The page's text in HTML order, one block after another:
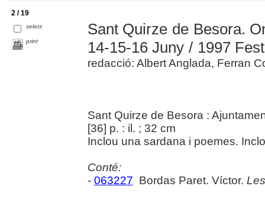
2 / 19
select
print
Sant Quirze de Besora.
14-15-16 Juny / 1997
redacció: Albert Anglada, Ferran
Sant Quirze de Besora :
[36] p. : il. ; 32 cm
Inclou una sardana i poemes.
Conté:
- 063227 Bordas Paret. Víctor.